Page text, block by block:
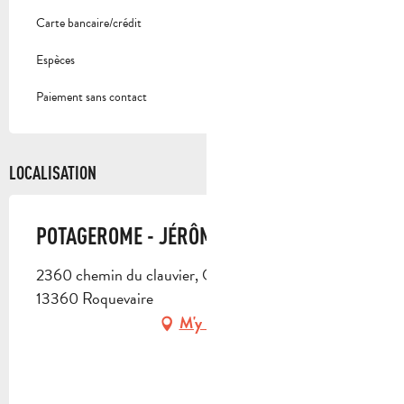
Carte bancaire/crédit
Espèces
Paiement sans contact
LOCALISATION
POTAGEROME - JÉRÔME LAPLANE
2360 chemin du clauvier, Quartier la Dorgale,
13360 Roquevaire
M'y rendre